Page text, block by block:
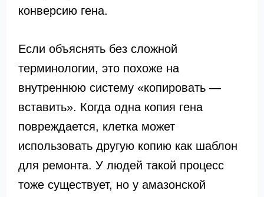
конверсию гена.
Если объяснять без сложной
терминологии, это похоже на
внутреннюю систему «копировать —
вставить». Когда одна копия гена
повреждается, клетка может
использовать другую копию как шаблон
для ремонта. У людей такой процесс
тоже существует, но у амазонской